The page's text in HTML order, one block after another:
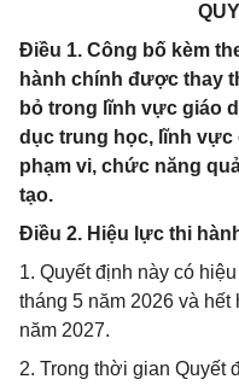
Điều 1. Công bố kèm
hành chính được thay
bỏ trong lĩnh vực giáo
dục trung học, lĩnh
phạm vi, chức năng
tạo.
Điều 2. Hiệu lực thi
1. Quyết định này có
tháng 5 năm 2026 và
năm 2027.
2. Trong thời gian Quyết